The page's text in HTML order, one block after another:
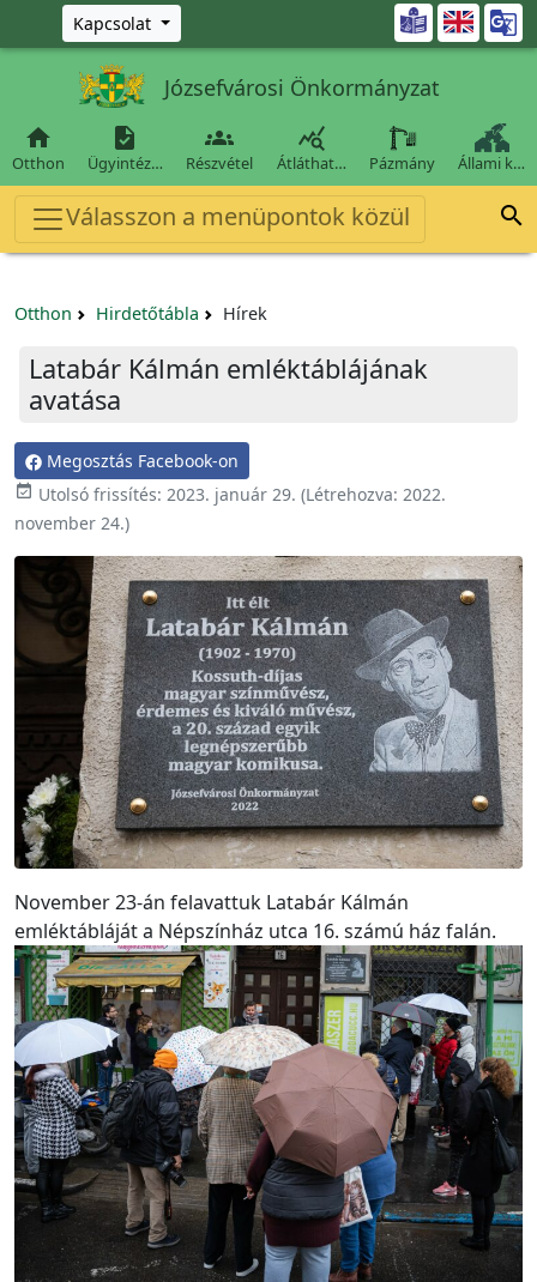
Ugrás a fő tartalomra
Kapcsolat 
Józsefvárosi Önkormányzat

Otthon

Ügyintéz…

Részvétel

Átláthat… Pázmány Állami k…
Válasszon a menüpontok közül 
Otthon Hirdetőtábla Hírek
Latabár Kálmán emléktáblájának
avatása
Megosztás Facebook-on
 Utolsó frissítés: 2023. január 29. (Létrehozva: 2022.
november 24.)
November 23-án felavattuk Latabár Kálmán
emléktábláját a Népszínház utca 16. számú ház falán.